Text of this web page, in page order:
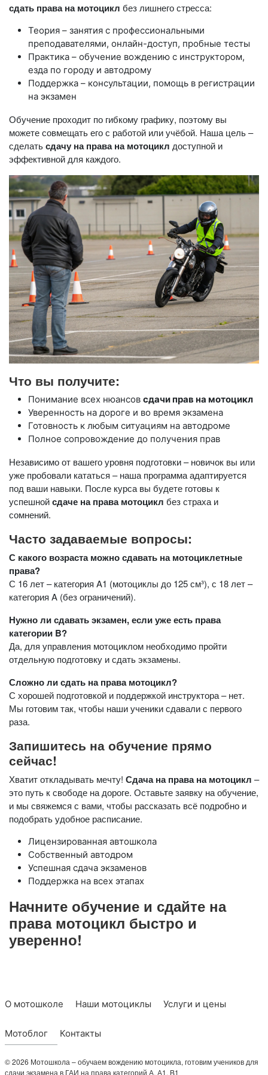
сдать права на мотоцикл без лишнего стресса:
Теория – занятия с профессиональными
преподавателями, онлайн-доступ, пробные тесты
Практика – обучение вождению с инструктором,
езда по городу и автодрому
Поддержка – консультации, помощь в регистрации
на экзамен
Обучение проходит по гибкому графику, поэтому вы
можете совмещать его с работой или учёбой. Наша цель –
сделатьсдачу на права на мотоцикл доступной и
эффективной для каждого.
Что вы получите:
Понимание всех нюансов сдачи прав на мотоцикл
Уверенность на дороге и во время экзамена
Готовность к любым ситуациям на автодроме
Полное сопровождение до получения прав
Независимо от вашего уровня подготовки – новичок вы или
уже пробовали кататься – наша программа адаптируется
под ваши навыки. После курса вы будете готовы к
успешнойсдаче на права мотоцикл без страха и
сомнений.
Часто задаваемые вопросы:
С какого возраста можно сдавать на мотоциклетные
права?
С 16 лет – категория A1 (мотоциклы до 125 см³), с 18 лет –
категория A (без ограничений).
Нужно ли сдавать экзамен, если уже есть права
категории B?
Да, для управления мотоциклом необходимо пройти
отдельную подготовку и сдать экзамены.
Сложно ли сдать на права мотоцикл?
С хорошей подготовкой и поддержкой инструктора – нет.
Мы готовим так, чтобы наши ученики сдавали с первого
раза.
Запишитесь на обучение прямо
сейчас!
Хватит откладывать мечту! Сдача на права на мотоцикл –
это путь к свободе на дороге. Оставьте заявку на обучение,
и мы свяжемся с вами, чтобы рассказать всё подробно и
подобрать удобное расписание.
Лицензированная автошкола
Собственный автодром
Успешная сдача экзаменов
Поддержка на всех этапах
Начните обучение и сдайте на
права мотоцикл быстро и
уверенно!
О мотошколе Наши мотоциклы Услуги и цены
Мотоблог Контакты
© 2026 Мотошкола – обучаем вождению мотоцикла, готовим учеников для
сдачи экзамена в ГАИ на права категорий А, А1, B1